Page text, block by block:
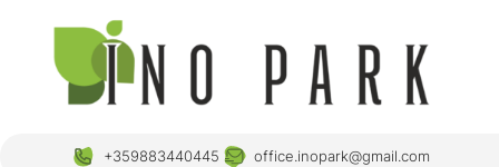
+359883440445 office.inopark@gmail.com